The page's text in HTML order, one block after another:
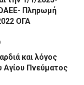
Πληρωμή
ΟΓΑ
και λόγος
Αγίου Πνεύματος